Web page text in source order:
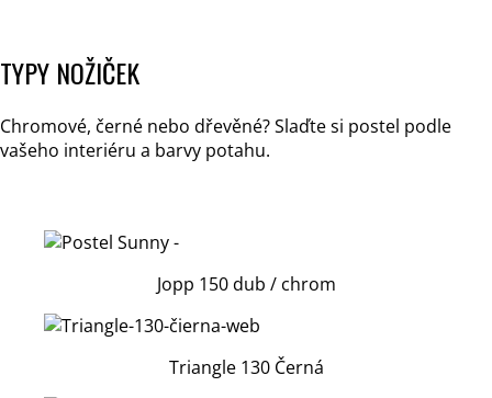
TYPY NOŽIČEK
Chromové, černé nebo dřevěné? Slaďte si postel podle
vašeho interiéru a barvy potahu.
Jopp 150 dub / chrom
Triangle 130 Černá